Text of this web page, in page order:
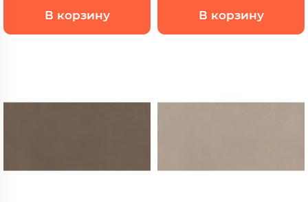
В корзину В корзину